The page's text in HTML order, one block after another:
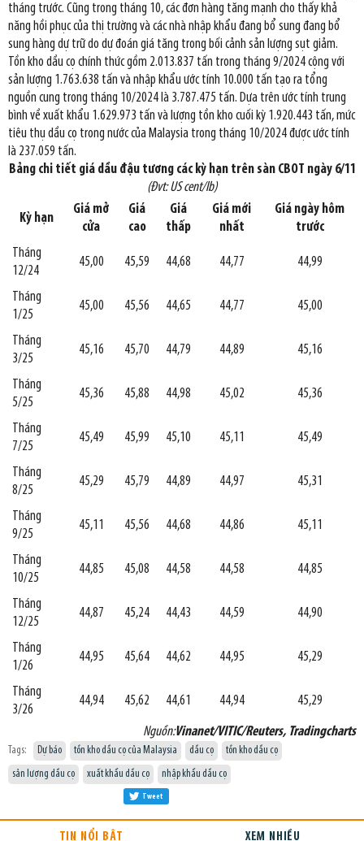
tháng trước. Cũng trong tháng 10, các đơn hàng tăng mạnh cho thấy khả
năng hồi phục của thị trường và các nhà nhập khẩu đang bổ sung đang bổ
sung hàng dự trữ do dự đoán giá tăng trong bối cảnh sản lượng sụt giảm.
Tồn kho dầu cọ chính thức gồm 2.013.837 tấn trong tháng 9/2024 cộng với
sản lượng 1.763.638 tấn và nhập khẩu ước tính 10.000 tấn tạo ra tổng
nguồn cung trong tháng 10/2024 là 3.787.475 tấn. Dựa trên ước tính trung
bình về xuất khẩu 1.629.973 tấn và lượng tồn kho cuối kỳ 1.920.443 tấn, mức
tiêu thụ dầu cọ trong nước của Malaysia trong tháng 10/2024 được ước tính
là 237.059 tấn.
Bảng chi tiết giá dầu đậu tương các kỳ hạn trên sàn CBOT ngày 6/11
(Đvt: US cent/lb)
Kỳ hạn
Giá mở
cửa
Giá
cao
Giá
thấp
Giá mới
nhất
Giá ngày hôm
trước
Tháng
12/24
45,00 45,59 44,68 44,77 44,99
Tháng
1/25
45,00 45,56 44,65 44,77 45,00
Tháng
3/25
45,16 45,70 44,79 44,89 45,16
Tháng
5/25
45,36 45,88 44,98 45,02 45,36
Tháng
7/25
45,49 45,99 45,10 45,11 45,49
Tháng
8/25
45,29 45,79 44,89 44,97 45,31
Tháng
9/25
45,11 45,56 44,68 44,86 45,11
Tháng
10/25
44,85 45,08 44,58 44,58 44,85
Tháng
12/25
44,87 45,24 44,43 44,59 44,90
Tháng
1/26
44,95 45,64 44,62 44,95 45,29
Tháng
3/26
44,94 45,62 44,61 44,94 45,29
Nguồn:Vinanet/VITIC/Reuters, Tradingcharts
Tags: Dự báo tồn kho dầu cọ của Malaysia dầu cọ
tồn kho dầu cọ
sản lượng dầu cọ
xuất khẩu dầu cọ nhập khẩu dầu cọ
Tweet
TIN NỔI BẬT XEM NHIỀU